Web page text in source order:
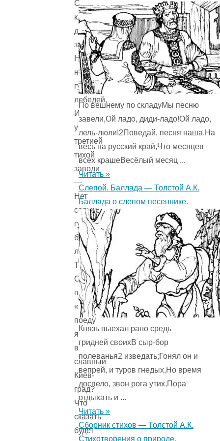
Сухман
к
другой
заводи,
Не
нахаживал
гусей-
лебедей,
И
у
третией
тихой
заводи
—
Нет
серых
гусей,
белых
лебедей.
Тут
Сухмантьюшка
призадумался:
«Как
поеду
я
в
славный
Киев-
град?
Что
сказать
будет
По вешнему по складуМы песню
завели,Ой ладо, диди-ладо!Ой ладо,
лель-люли!2Поведай, песня наша,На
весь на русский край,Что месяцев
всех крашеВесёлый месяц ...
Читать »
Слепой. Баллада — Толстой А.К.
Баллада о слепом песеннике.
Князь выехал рано средь
гридней своихВ сыр-бор
полеванья2 изведать;Гонял он и
вепрей, и туров гнедых,Но время
доспело, звон рога утих,Пора
отдыхать и ...
Читать »
Сборник стихов — Толстой А.К.
Стихотворения о природе.